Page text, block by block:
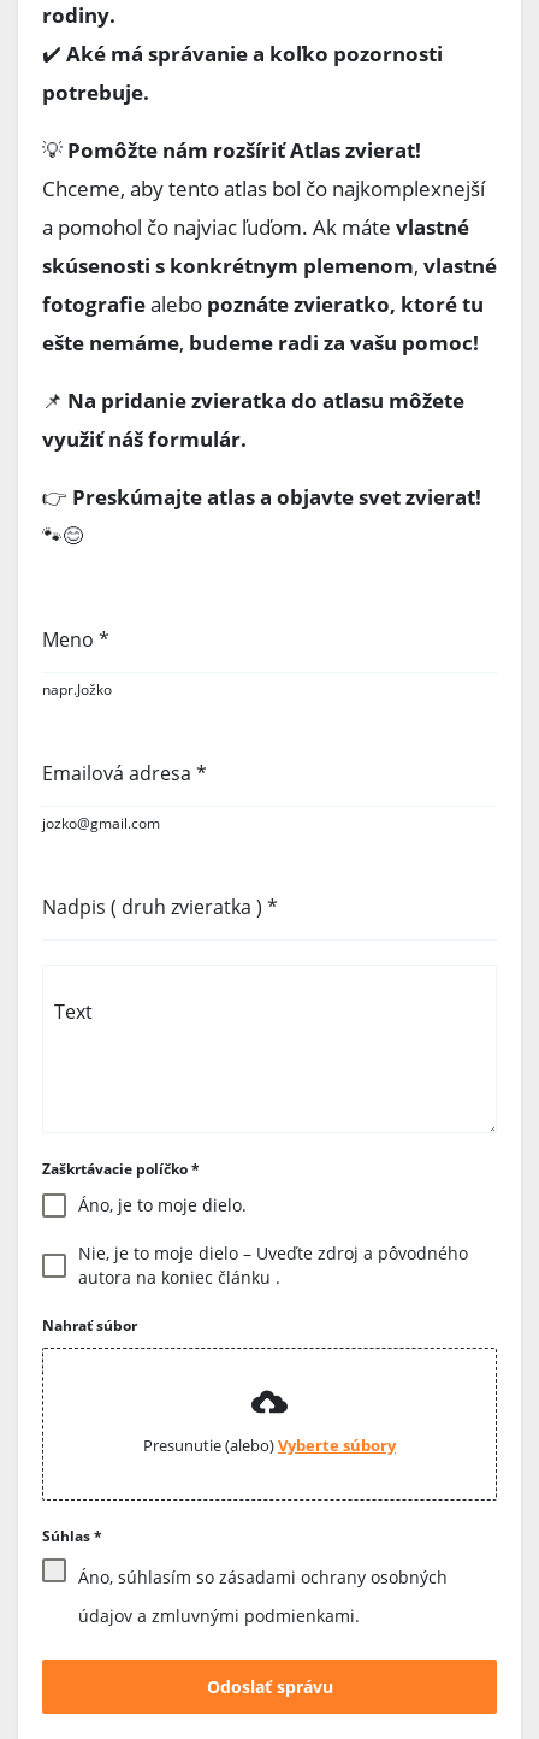
rodiny.
✔️ Aké má správanie a koľko pozornosti
potrebuje.
💡 Pomôžte nám rozšíriť Atlas zvierat!
Chceme, aby tento atlas bol čo najkomplexnejší
a pomohol čo najviac ľuďom. Ak máte vlastné
skúsenosti s konkrétnym plemenom, vlastné
fotografiealebo poznáte zvieratko, ktoré tu
ešte nemáme, budeme radi za vašu pomoc!
📌 Na pridanie zvieratka do atlasu môžete
využiť náš formulár.
👉 Preskúmajte atlas a objavte svet zvierat!
🐾😊
Meno *
napr.Jožko
Emailová adresa *
jozko@gmail.com
Nadpis ( druh zvieratka ) *
Text
Zaškrtávacie políčko*
Áno, je to moje dielo.
Nie, je to moje dielo – Uveďte zdroj a pôvodného
autora na koniec článku .
Nahrať súbor
Presunutie (alebo)Vyberte súbory
Súhlas*
Áno, súhlasím so zásadami ochrany osobných
údajov a zmluvnými podmienkami.
Odoslať správu